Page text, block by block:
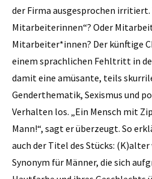
der Firma ausgesprochen
Mitarbeiterinnen“? Oder
Mitarbeiter*innen? Der künftige
einem sprachlichen Fehltritt in
damit eine amüsante, teils
Genderthematik, Sexismus und
Verhalten los. „Ein Mensch mit
Mann!“, sagt er überzeugt. So
auch der Titel des Stücks:
Synonym für Männer, die sich